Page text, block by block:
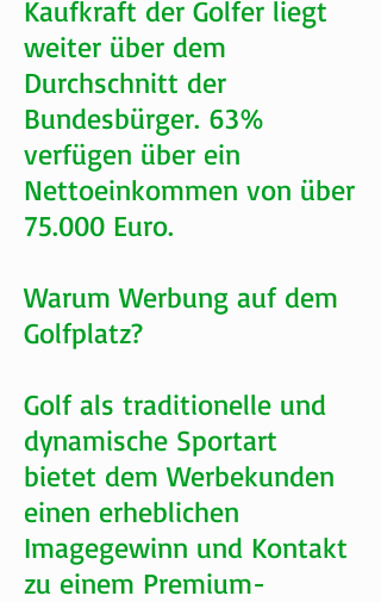
Kaufkraft der Golfer liegt
weiter über dem
Durchschnitt der
Bundesbürger. 63%
verfügen über ein
Nettoeinkommen von über
75.000 Euro.
Warum Werbung auf dem
Golfplatz?
Golf als traditionelle und
dynamische Sportart
bietet dem Werbekunden
einen erheblichen
Imagegewinn und Kontakt
zu einem Premium-